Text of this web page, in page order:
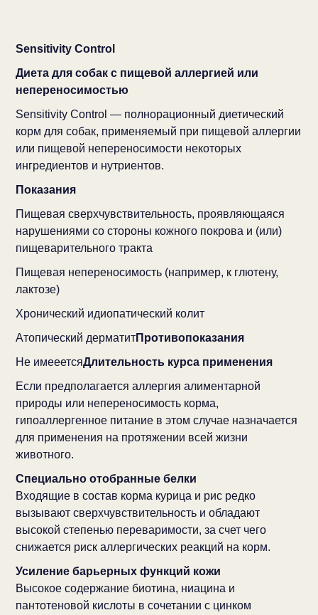
Sensitivity Control
Диета для собак с пищевой аллергией или
непереносимостью
Sensitivity Control — полнорационный диетический
корм для собак, применяемый при пищевой аллергии
или пищевой непереносимости некоторых
ингредиентов и нутриентов.
Показания
Пищевая сверхчувствительность, проявляющаяся
нарушениями со стороны кожного покрова и (или)
пищеварительного тракта
Пищевая непереносимость (например, к глютену,
лактозе)
Хронический идиопатический колит
Атопический дерматитПротивопоказания
Не имееетсяДлительность курса применения
Если предполагается аллергия алиментарной
природы или непереносимость корма,
гипоаллергенное питание в этом случае назначается
для применения на протяжении всей жизни
животного.
Специально отобранные белки
Входящие в состав корма курица и рис редко
вызывают сверхчувствительность и обладают
высокой степенью переваримости, за счет чего
снижается риск аллергических реакций на корм.
Усиление барьерных функций кожи
Высокое содержание биотина, ниацина и
пантотеновой кислоты в сочетании с цинком